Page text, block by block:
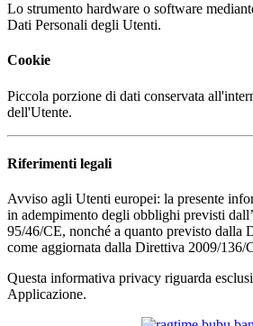
Lo strumento hardware o software
Dati Personali degli Utenti.
Cookie
Piccola porzione di dati conservata
dell'Utente.
Riferimenti legali
Avviso agli Utenti europei: la presente
in adempimento degli obblighi previsti
95/46/CE, nonché a quanto previsto dalla
come aggiornata dalla Direttiva 2009/136/
Questa informativa privacy riguarda
Applicazione.